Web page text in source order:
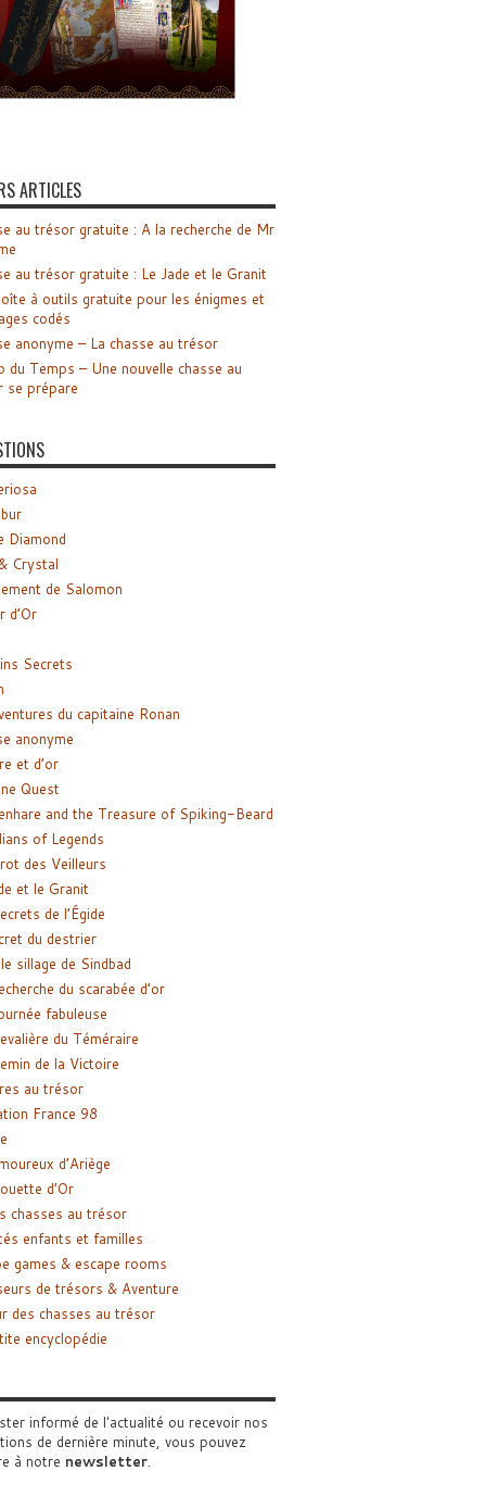
ARTICLES
au trésor gratuite : A la recherche de Mr
au trésor gratuite : Le Jade et le Granit
à outils gratuite pour les énigmes et
codés
anonyme – La chasse au trésor
du Temps – Une nouvelle chasse au
se prépare
Diamond
Crystal
de Salomon
d’Or
Secrets
du capitaine Ronan
anonyme
et d’or
Quest
and the Treasure of Spiking-Beard
of Legends
des Veilleurs
et le Granit
de l’Égide
du destrier
sillage de Sindbad
du scarabée d’or
fabuleuse
du Téméraire
de la Victoire
au trésor
France 98
d’Ariège
d’Or
chasses au trésor
enfants et familles
games & escape rooms
de trésors & Aventure
des chasses au trésor
encyclopédie
informé de l'actualité ou recevoir nos
de dernière minute, vous pouvez
à notre newsletter.